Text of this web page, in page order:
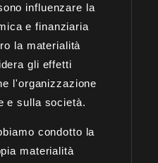
influenzare la
e finanziaria
la materialità
gli effetti
l'organizzazione
e sulla società.
condotto la
materialità